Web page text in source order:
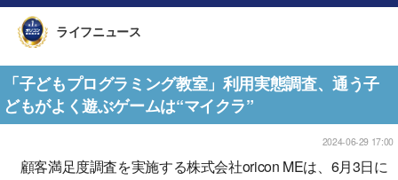
ライフニュース
「子どもプログラミング教室」利用実態調査、通う子
どもがよく遊ぶゲームは“マイクラ”
2024-06-29 17:00
顧客満足度調査を実施する株式会社oricon MEは、6月3日に